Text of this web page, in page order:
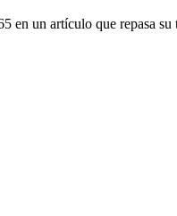
en un artículo que repasa